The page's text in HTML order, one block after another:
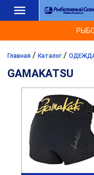
Главная / Каталог /
GAMAKATSU